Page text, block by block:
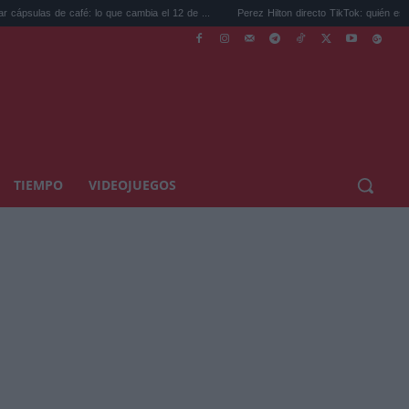
café: lo que cambia el 12 de ... Perez Hilton directo TikTok: quién es el bloguero
TIEMPO VIDEOJUEGOS